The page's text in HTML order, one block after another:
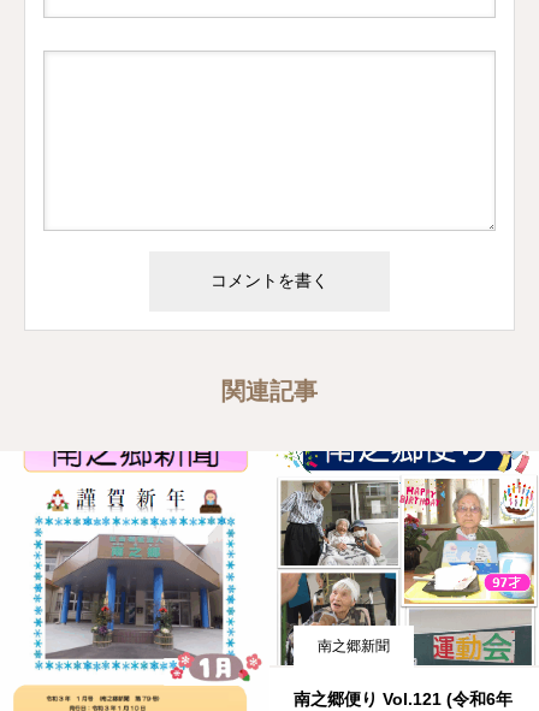
関連記事
南之郷新聞
南之郷便り Vol.121 (令和6年